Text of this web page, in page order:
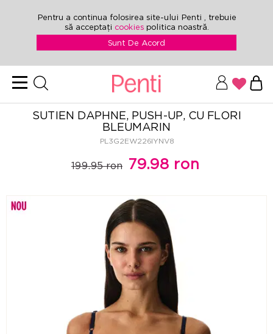
Pentru a continua folosirea site-ului Penti , trebuie
să acceptați cookies politica noastră.
Sunt De Acord
SUTIEN DAPHNE, PUSH-UP, CU FLORI
BLEUMARIN
PL3G2EW226IYNV8
199.95 ron 79.98 ron